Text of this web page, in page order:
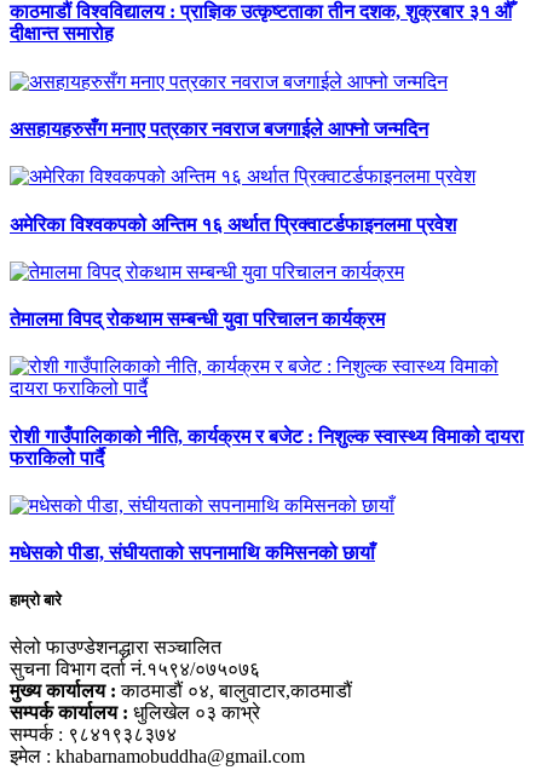
काठमाडौं विश्वविद्यालय : प्राज्ञिक उत्कृष्टताका तीन दशक, शुक्रबार ३१ औँ
दीक्षान्त समारोह
असहायहरुसँग मनाए पत्रकार नवराज बजगाईले आफ्नो जन्मदिन
अमेरिका विश्वकपको अन्तिम १६ अर्थात प्रिक्वाटर्डफाइनलमा प्रवेश
तेमालमा विपद् रोकथाम सम्बन्धी युवा परिचालन कार्यक्रम
रोशी गाउँपालिकाको नीति, कार्यक्रम र बजेट : निशुल्क स्वास्थ्य विमाको दायरा
फराकिलो पार्दै
मधेसको पीडा, संघीयताको सपनामाथि कमिसनको छायाँ
हाम्रो बारे
सेलो फाउण्डेशनद्धारा सञ्चालित
सुचना विभाग दर्ता नं.१५९४/०७५०७६
मुख्य कार्यालय : काठमाडौं ०४, बालुवाटार,काठमाडौं
सम्पर्क कार्यालय : धुलिखेल ०३ काभ्रे
सम्पर्क : ९८४१९३८३७४
इमेल : khabarnamobuddha@gmail.com